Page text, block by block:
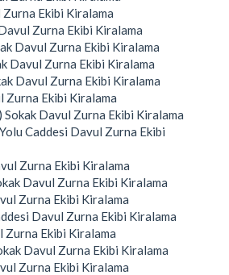
Zurna Ekibi Kiralama
Zurna Ekibi Kiralama
Davul Zurna Ekibi Kiralama
Davul Zurna Ekibi Kiralama
Davul Zurna Ekibi Kiralama
Zurna Ekibi Kiralama
Sokak Davul Zurna Ekibi Kiralama
Caddesi Davul Zurna Ekibi
Zurna Ekibi Kiralama
Davul Zurna Ekibi Kiralama
Zurna Ekibi Kiralama
Davul Zurna Ekibi Kiralama
Zurna Ekibi Kiralama
Davul Zurna Ekibi Kiralama
Zurna Ekibi Kiralama